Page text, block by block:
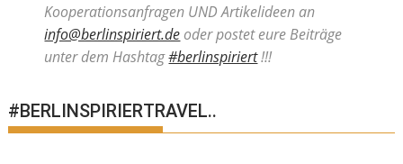
Kooperationsanfragen UND Artikelideen an
info@berlinspiriert.deoder postet eure Beiträge
unter dem Hashtag#berlinspiriert!!!
#BERLINSPIRIERTRAVEL..